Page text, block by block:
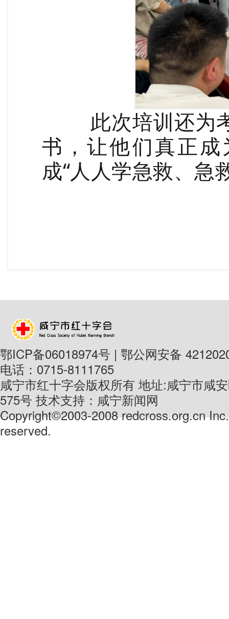
此次培训还为
书，让他们真正
成“人人学急救、急
鄂ICP备06018974号 | 鄂公网安备
电话：0715-8111765
咸宁市红十字会版权所有 地址:咸宁市咸
575号 技术支持：咸宁新闻网
Copyright©2003-2008 redcross.org.cn
reserved.